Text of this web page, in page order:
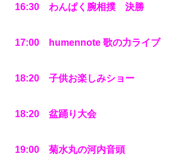
16:30 わんぱく腕相撲 決勝
17:00 humennote 歌の力ライブ
18:20 子供お楽しみショー
18:20 盆踊り大会
19:00 菊水丸の河内音頭